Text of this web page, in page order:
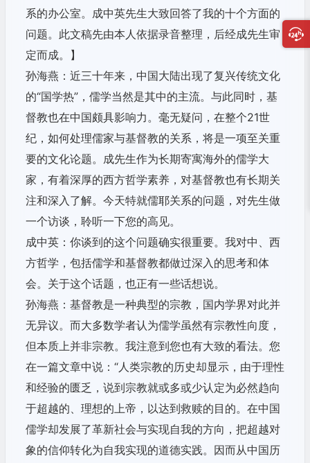
系的办公室。成中英先生大致回答了我的十个方面的
问题。此文稿先由本人依据录音整理，后经成先生审
定而成。】
孙海燕：近三十年来，中国大陆出现了复兴传统文化
的“国学热”，儒学当然是其中的主流。与此同时，基
督教也在中国颇具影响力。毫无疑问，在整个21世
纪，如何处理儒家与基督教的关系，将是一项至关重
要的文化论题。成先生作为长期寄寓海外的儒学大
家，有着深厚的西方哲学素养，对基督教也有长期关
注和深入了解。今天特就儒耶关系的问题，对先生做
一个访谈，聆听一下您的高见。
成中英：你谈到的这个问题确实很重要。我对中、西
方哲学，包括儒学和基督教都做过深入的思考和体
会。关于这个话题，也正有一些话想说。
孙海燕：基督教是一种典型的宗教，国内学界对此并
无异议。而大多数学者认为儒学虽然有宗教性向度，
但本质上并非宗教。我注意到您也有大致的看法。您
在一篇文章中说：“人类宗教的历史却显示，由于理性
和经验的匮乏，说到宗教就或多或少认定为必然趋向
于超越的、理想的上帝，以达到救赎的目的。在中国
儒学却发展了革新社会与实现自我的方向，把超越对
象的信仰转化为自我实现的道德实践。因而从中国历